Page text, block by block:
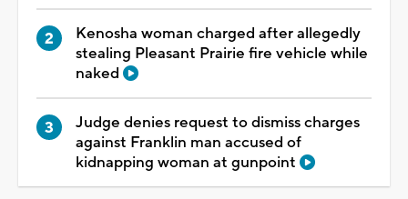
Kenosha woman charged after allegedly
stealing Pleasant Prairie fire vehicle while
naked
Judge denies request to dismiss charges
against Franklin man accused of
kidnapping woman at gunpoint